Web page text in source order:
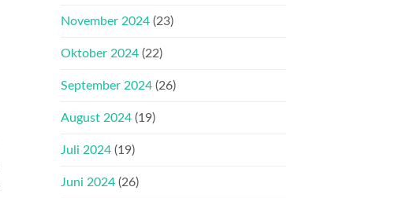
November 2024 (23)
Oktober 2024 (22)
September 2024 (26)
August 2024 (19)
Juli 2024 (19)
Juni 2024 (26)